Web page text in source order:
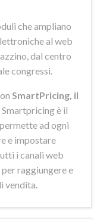
che ampliano
al web
dal centro
congressi.
SmartPricing, il
. Smartpricing è il
ad ogni
e impostare
i canali web
raggiungere e
vendita.